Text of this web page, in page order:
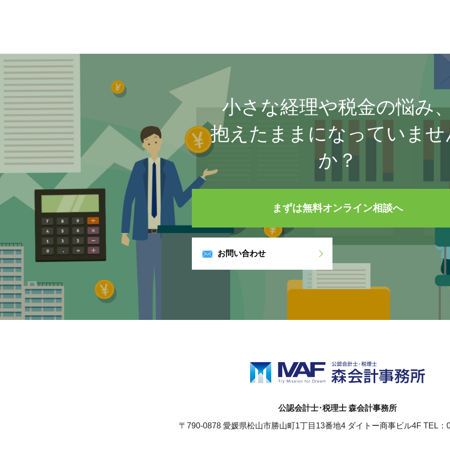
小さな経理や税金の悩み
抱えたままになっていませ
か？
まずは無料オンライン相談へ
お問い合わせ
公認会計士･税理士 森会計事務所
〒790-0878 愛媛県松山市勝山町1丁目13番地4 ダイトー商事ビル4F TEL：